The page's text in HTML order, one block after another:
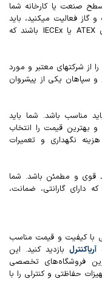
صنعت یا کارخانه شما
گاز فعالیت میکنید، باید
تجهیزاتی را انتخاب کنید که دارای استانداردهای ATEX یا IECEx باشند که
از شرکتهای معتبر و مورد
و سپاهان یکی از پیشروان
مناسب باشد. شما باید
بهترین قیمت را انتخاب
نگهداری و تعمیرات
قوی و مطمئن باشد. شما
دارای گارانتی، ضمانت،
با کیفیت و قیمت مناسب
آریاکنترلبازدید کنید. این
فروشگاه‌های تخصصی
حفاظتی و کنترلی را با